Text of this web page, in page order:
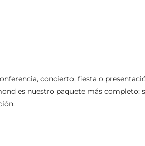
concierto, fiesta o
es nuestro paquete más completo: